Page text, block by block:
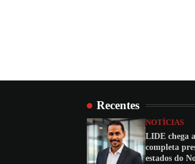
Recentes
NOTÍCIAS
LIDE chega
completa
estados do